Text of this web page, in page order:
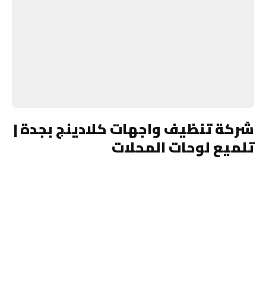
شركة تنظيف واجهات كلادينج بجدة |
تلميع لوحات المحلات